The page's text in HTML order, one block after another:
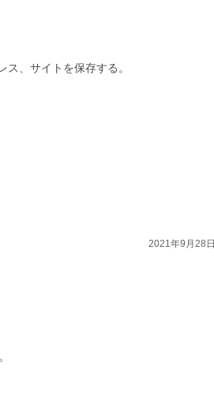
、サイトを保存する。
2021年9月28日